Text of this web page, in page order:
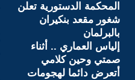
المحكمة الدستورية تعلن
شغور مقعد بنكيران
بالبرلمان
إلياس العماري .. أثناء
صمتي وحين كلامي
أتعرض دائما لهجومات